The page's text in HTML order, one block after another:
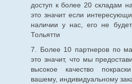
доступ к более 20 складам
это значит если
наличии у нас, его не
Тольятти
7. Более 10 партнеров по
это значит, что мы
высокое качество
вашему, индивидуальному